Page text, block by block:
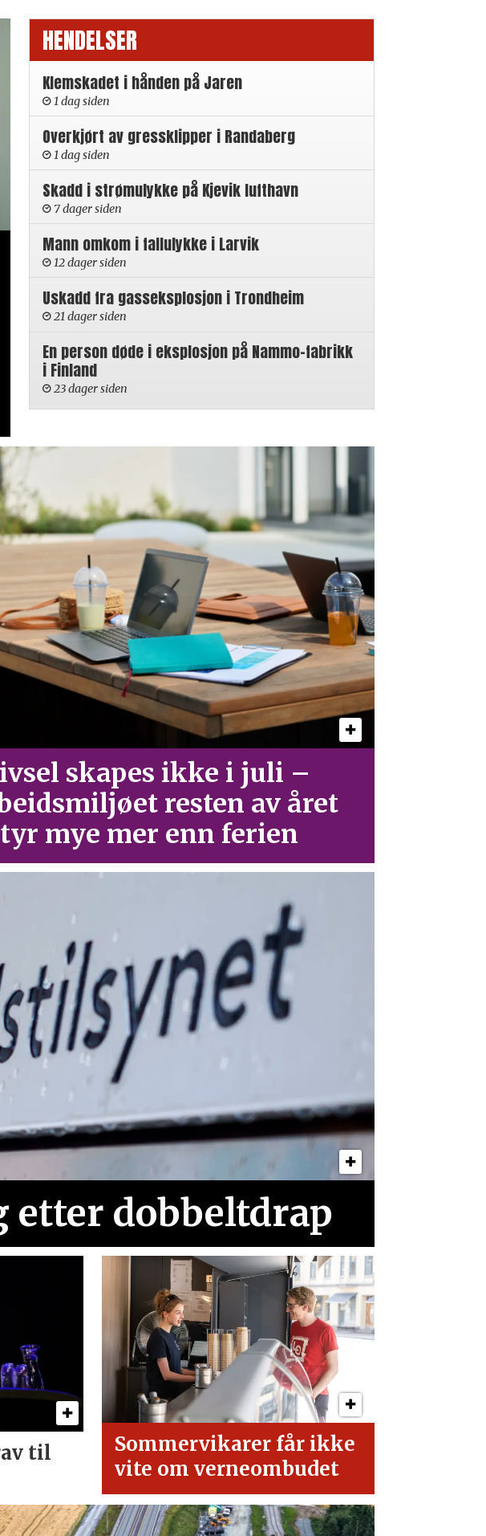
HENDELSER
Klemskadet i hånden på Jaren
1 dag siden
Overkjørt av gressklipper i Randaberg
1 dag siden
Skadd i strømulykke på Kjevik lufthavn
7 dager siden
Mann omkom i fallulykke i Larvik
12 dager siden
Uskadd fra gasseksplosjon i Trondheim
21 dager siden
En person døde i eksplosjon på Nammo-fabrikk
i Finland
23 dager siden
skapes ikke i juli –
resten av året
mye mer enn ferien
dobbeltdrap
til
Sommervikarer får ikke
vite om verneombudet